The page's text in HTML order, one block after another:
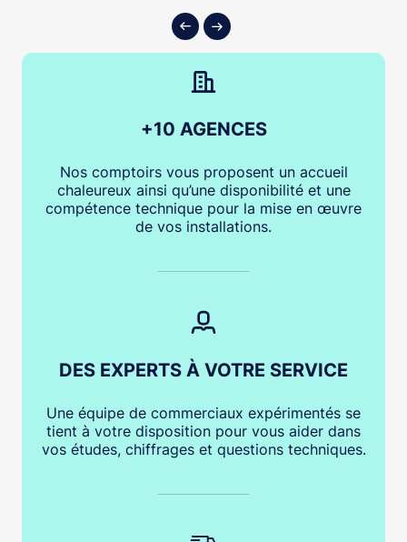
+10 AGENCES
Nos comptoirs vous proposent un accueil
chaleureux ainsi qu’une disponibilité et une
compétence technique pour la mise en œuvre
de vos installations.
DES EXPERTS À VOTRE SERVICE
Une équipe de commerciaux expérimentés se
tient à votre disposition pour vous aider dans
vos études, chiffrages et questions techniques.